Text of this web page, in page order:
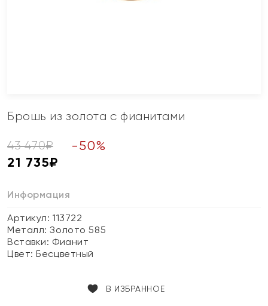
Брошь из золота с фианитами
43 470₽ -50%
21 735₽
Информация
Артикул: 113722
Металл:Золото 585
Вставки: Фианит
Цвет:Бесцветный
В ИЗБРАННОЕ